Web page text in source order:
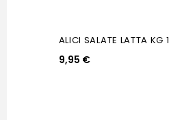
ALICI SALATE LATTA KG 1
9,95 €